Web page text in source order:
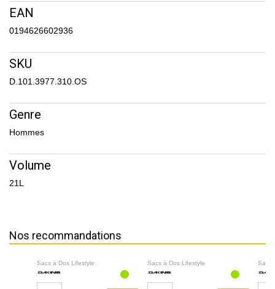
EAN
0194626602936
SKU
D.101.3977.310.OS
Genre
Hommes
Volume
21L
Nos recommandations
Sacs à Dos Lifestyle Sacs à Dos Lifestyle Sacs